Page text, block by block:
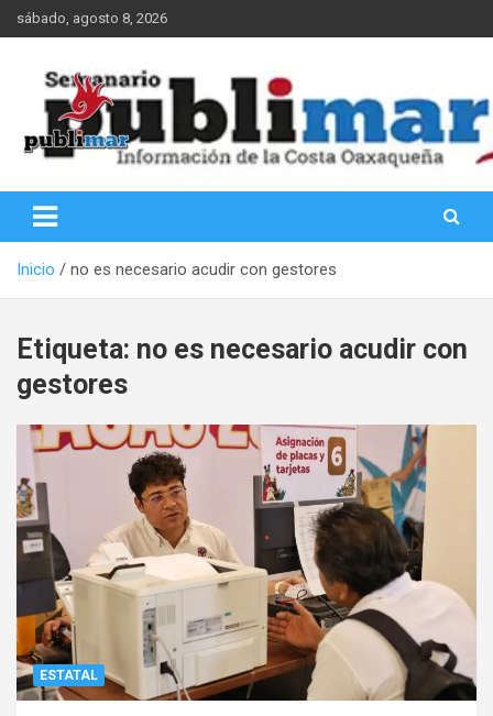
Saltar
al
sábado, agosto 8, 2026
PubliMar
Inicio no es necesario acudir con gestores
Etiqueta: no es necesario acudir con
gestores
ESTATAL